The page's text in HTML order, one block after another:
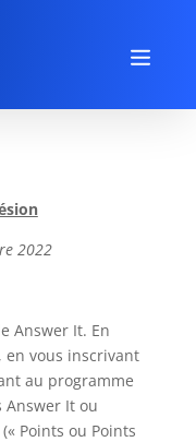
2022
Answer It. En
vous inscrivant
au programme
Answer It ou
Points ou Points